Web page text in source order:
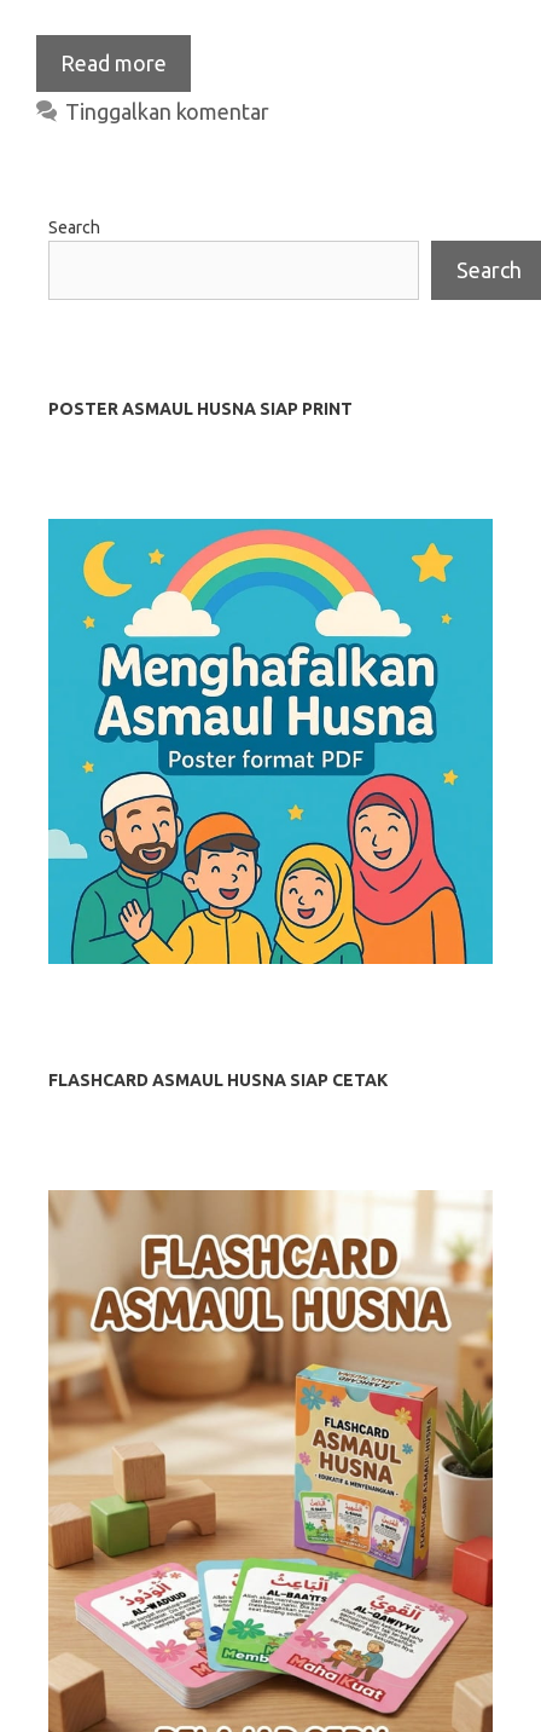
Read more
Tinggalkan komentar
Search
Search
POSTER ASMAUL HUSNA SIAP PRINT
FLASHCARD ASMAUL HUSNA SIAP CETAK